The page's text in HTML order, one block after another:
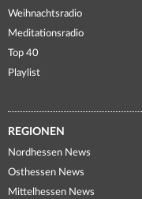
Weihnachtsradio
Meditationsradio
Top 40
Playlist
REGIONEN
Nordhessen News
Osthessen News
Mittelhessen News